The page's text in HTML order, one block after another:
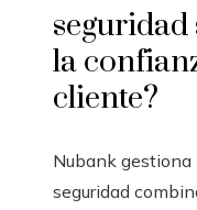
la
cliente?
Nubank
seguridad